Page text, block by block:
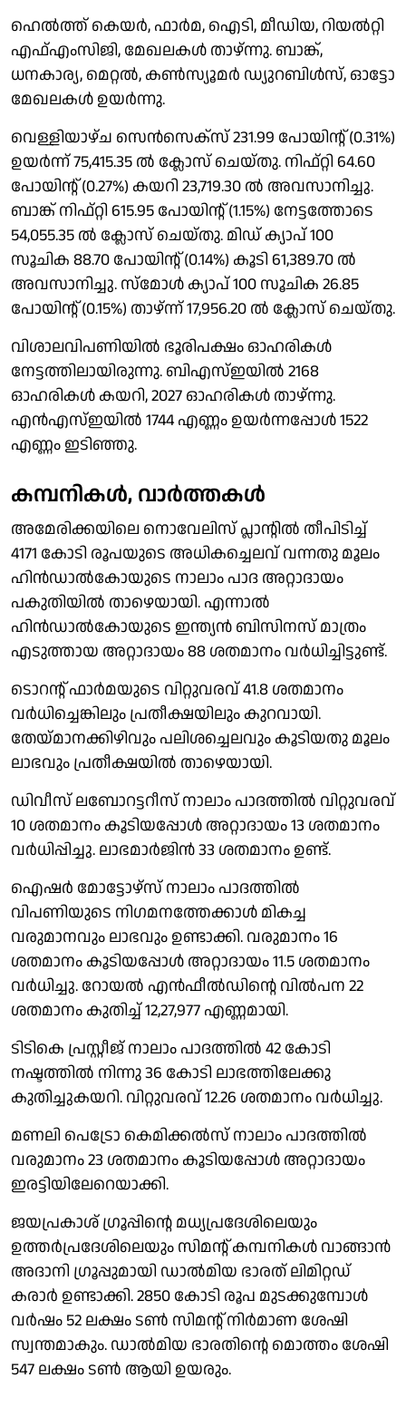
ഹെൽത്ത് കെയർ, ഫാർമ, ഐടി, മീഡിയ, റിയൽറ്റി
എഫ്എംസിജി, മേഖലകൾ താഴ്ന്നു. ബാങ്ക്,
ധനകാര്യ, മെറ്റൽ, കൺസ്യൂമർ ഡ്യുറബിൾസ്, ഓട്ടോ
മേഖലകൾ ഉയർന്നു.
വെള്ളിയാഴ്ച സെൻസെക്‌സ് 231.99 പോയിൻ്റ് (0.31%)
ഉയർന്ന് 75,415.35 ൽ ക്ലോസ് ചെയ്തു. നിഫ്റ്റി 64.60
പോയിൻ്റ് (0.27%) കയറി 23,719.30 ൽ അവസാനിച്ചു.
ബാങ്ക് നിഫ്റ്റി 615.95 പോയിൻ്റ് (1.15%) നേട്ടത്തോടെ
54,055.35 ൽ ക്ലോസ് ചെയ്തു. മിഡ് ക്യാപ് 100
സൂചിക 88.70 പോയിൻ്റ് (0.14%) കൂടി 61,389.70 ൽ
അവസാനിച്ചു. സ്മോൾ ക്യാപ് 100 സൂചിക 26.85
പോയിൻ്റ് (0.15%) താഴ്ന്ന് 17,956.20 ൽ ക്ലോസ് ചെയ്തു.
വിശാലവിപണിയിൽ ഭൂരിപക്ഷം ഓഹരികൾ
നേട്ടത്തിലായിരുന്നു. ബിഎസ്ഇയിൽ 2168
ഓഹരികൾ കയറി, 2027 ഓഹരികൾ താഴ്ന്നു.
എൻഎസ്ഇയിൽ 1744 എണ്ണം ഉയർന്നപ്പോൾ 1522
എണ്ണം ഇടിഞ്ഞു.
കമ്പനികൾ, വാർത്തകൾ
അമേരിക്കയിലെ നൊവേലിസ് പ്ലാൻ്റിൽ തീപിടിച്ച്
4171 കോടി രൂപയുടെ അധികച്ചെലവ് വന്നതു മൂലം
ഹിൻഡാൽകോയുടെ നാലാം പാദ അറ്റാദായം
പകുതിയിൽ താഴെയായി. എന്നാൽ
ഹിൻഡാൽകോയുടെ ഇന്ത്യൻ ബിസിനസ് മാത്രം
എടുത്തായ അറ്റാദായം 88 ശതമാനം വർധിച്ചിട്ടുണ്ട്.
ടൊറൻ്റ് ഫാർമയുടെ വിറ്റുവരവ് 41.8 ശതമാനം
വർധിച്ചെങ്കിലും പ്രതീക്ഷയിലും കുറവായി.
തേയ്മാനക്കിഴിവും പലിശച്ചെലവും കൂടിയതു മൂലം
ലാഭവും പ്രതീക്ഷയിൽ താഴെയായി.
ഡിവീസ് ലബോറട്ടറീസ് നാലാം പാദത്തിൽ വിറ്റുവരവ്
10 ശതമാനം കൂടിയപ്പോൾ അറ്റാദായം 13 ശതമാനം
വർധിപ്പിച്ചു. ലാഭമാർജിൻ 33 ശതമാനം ഉണ്ട്.
ഐഷർ മോട്ടോഴ്സ് നാലാം പാദത്തിൽ
വിപണിയുടെ നിഗമനത്തേക്കാൾ മികച്ച
വരുമാനവും ലാഭവും ഉണ്ടാക്കി. വരുമാനം 16
ശതമാനം കൂടിയപ്പോൾ അറ്റാദായം 11.5 ശതമാനം
വർധിച്ചു. റോയൽ എൻഫീൽഡിൻ്റെ വിൽപന 22
ശതമാനം കുതിച്ച് 12,27,977 എണ്ണമായി.
ടിടികെ പ്രസ്റ്റീജ് നാലാം പാദത്തിൽ 42 കോടി
നഷ്ടത്തിൽ നിന്നു 36 കോടി ലാഭത്തിലേക്കു
കുതിച്ചുകയറി. വിറ്റുവരവ് 12.26 ശതമാനം വർധിച്ചു.
മണലി പെട്രോ കെമിക്കൽസ് നാലാം പാദത്തിൽ
വരുമാനം 23 ശതമാനം കൂടിയപ്പോൾ അറ്റാദായം
ഇരട്ടിയിലേറെയാക്കി.
ജയപ്രകാശ് ഗ്രൂപ്പിൻ്റെ മധ്യപ്രദേശിലെയും
ഉത്തർപ്രദേശിലെയും സിമൻ്റ് കമ്പനികൾ വാങ്ങാൻ
അദാനി ഗ്രൂപ്പുമായി ഡാൽമിയ ഭാരത് ലിമിറ്റഡ്
കരാർ ഉണ്ടാക്കി. 2850 കോടി രൂപ മുടക്കുമ്പോൾ
വർഷം 52 ലക്ഷം ടൺ സിമൻ്റ് നിർമാണ ശേഷി
സ്വന്തമാകും. ഡാൽമിയ ഭാരതിൻ്റെ മൊത്തം ശേഷി
547 ലക്ഷം ടൺ ആയി ഉയരും.